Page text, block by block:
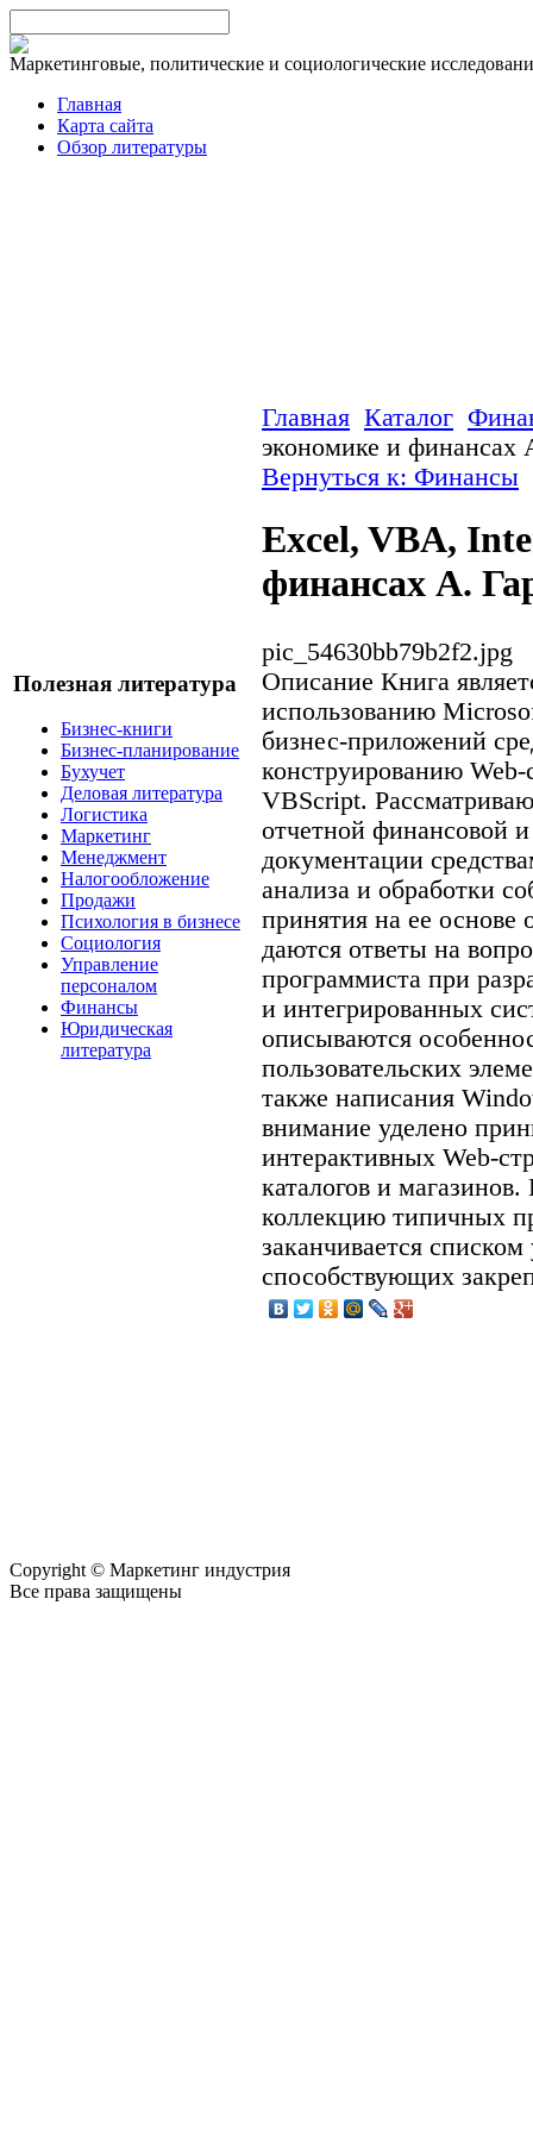
Маркетинговые, политические и социологические
Главная
Карта сайта
Обзор литературы
Полезная литература
Бизнес-книги
Бизнес-планирование
Бухучет
Деловая литература
Логистика
Маркетинг
Менеджмент
Налогообложение
Продажи
Психология в бизнесе
Социология
Управление
персоналом
Финансы
Юридическая
литература
Главная Каталог
экономике и финансах
Вернуться к: Финансы
Excel, VBA,
финансах А.
pic_54630bb79b2f2.jpg
Описание Книга
использованию
бизнес-приложений
конструированию
VBScript.
отчетной финансовой
документации
анализа и обработки
принятия на ее основе
даются ответы на
программиста при
и интегрированных
описываются
пользовательских
также написания
внимание уделено
интерактивных Web-
каталогов и
коллекцию типичных
заканчивается
способствующих
Copyright © Маркетинг индустрия
Все права защищены